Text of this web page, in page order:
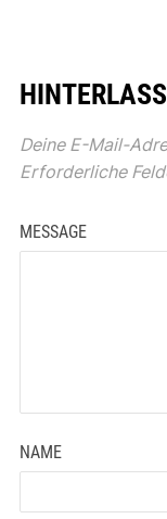
Deine E-Mail-
Erforderliche
MESSAGE
NAME